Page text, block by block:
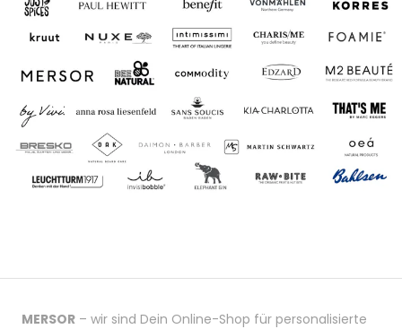
MERSOR – wir sind Dein Online-Shop für personalisierte